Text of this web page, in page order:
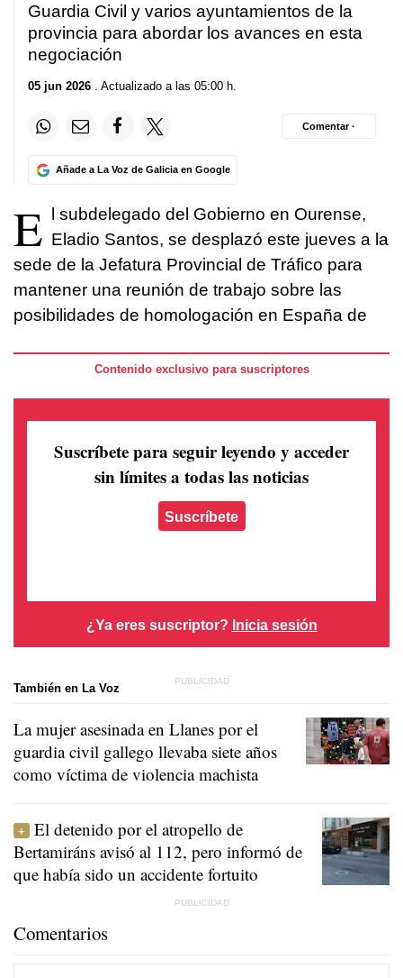
Guardia Civil y varios ayuntamientos de la
provincia para abordar los avances en esta
negociación
05 jun 2026 . Actualizado a las 05:00 h.
Añade a La Voz de Galicia en Google
Comentar ·
E
l subdelegado del Gobierno en Ourense,
Eladio Santos, se desplazó este jueves a la
sede de la Jefatura Provincial de Tráfico para
mantener una reunión de trabajo sobre las
posibilidades de homologación en España de
Contenido exclusivo para suscriptores
Suscríbete para seguir leyendo y acceder
sin límites a todas las noticias
Suscríbete
¿Ya eres suscriptor? Inicia sesión
También en La Voz
La mujer asesinada en Llanes por el
guardia civil gallego llevaba siete años
como víctima de violencia machista
El detenido por el atropello de
Bertamiráns avisó al 112, pero informó de
que había sido un accidente fortuito
Comentarios